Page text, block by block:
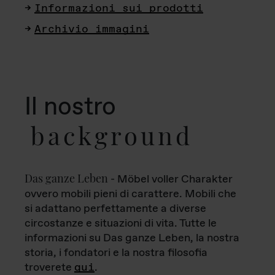
Informazioni sui prodotti
Archivio immagini
Il nostro
background
Das ganze Leben - Möbel voller Charakter
ovvero mobili pieni di carattere. Mobili che
si adattano perfettamente a diverse
circostanze e situazioni di vita. Tutte le
informazioni su Das ganze Leben, la nostra
storia, i fondatori e la nostra filosofia
troverete qui.